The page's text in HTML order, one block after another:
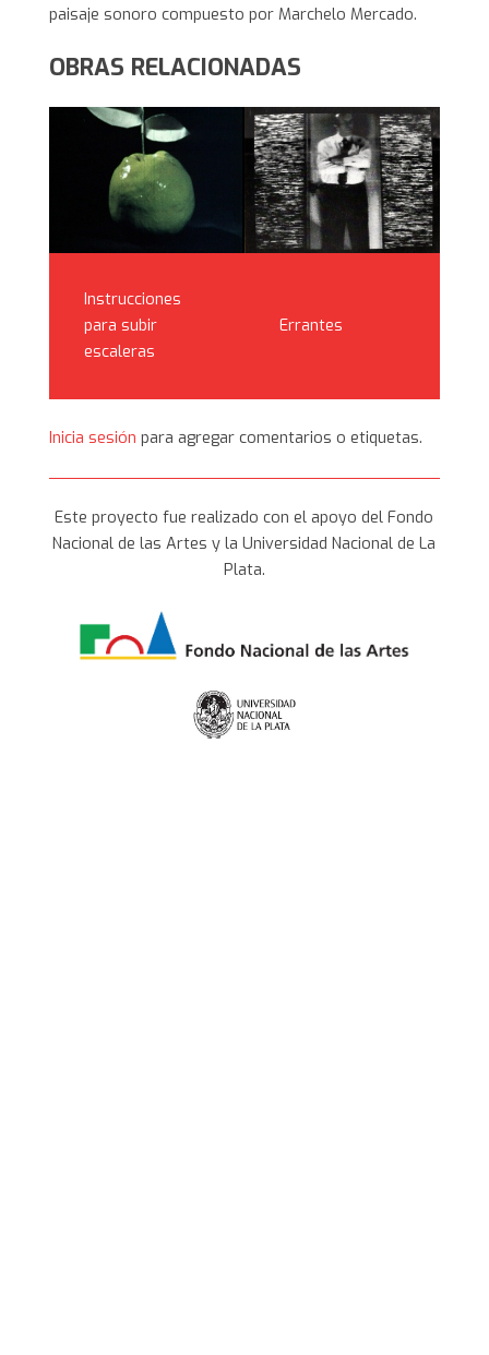
paisaje sonoro compuesto por Marchelo Mercado.
OBRAS RELACIONADAS
Instrucciones
para subir
escaleras
Errantes
Inicia sesión para agregar comentarios o etiquetas.
Este proyecto fue realizado con el apoyo del Fondo
Nacional de las Artes y la Universidad Nacional de La
Plata.